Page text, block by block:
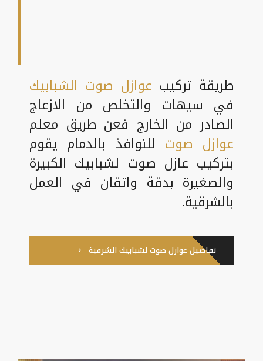
طريقة تركيب عوازل صوت الشبابيك
في سيهات والتخلص من الازعاج
الصادر من الخارج فعن طريق معلم
عوازل صوت للنوافذ بالدمام يقوم
بتركيب عازل صوت لشبابيك الكبيرة
والصغيرة بدقة واتقان في العمل
بالشرقية.
تفاصيل عوازل صوت لشبابيك الشرقية